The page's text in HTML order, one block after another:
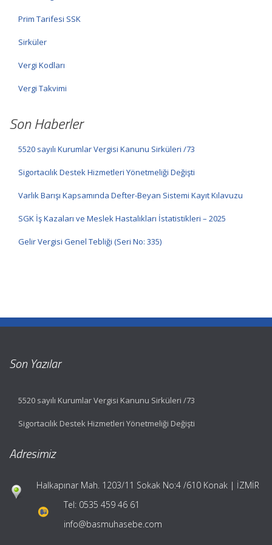
Prim Tarifesi SSK
Sirküler
Vergi Kodları
Vergi Takvimi
Son Haberler
5520 sayılı Kurumlar Vergisi Kanunu Sirküleri /73
Sigortacılık Destek Hizmetleri Yönetmeliği Değişti
Varlık Barışı Kapsamında Defter-Beyan Sistemi Kayıt Kılavuzu
SGK İş Kazaları ve Meslek Hastalıkları İstatistikleri – 2025
Gelir Vergisi Genel Tebliği (Seri No: 335)
Son Yazılar
5520 sayılı Kurumlar Vergisi Kanunu Sirküleri /73
Sigortacılık Destek Hizmetleri Yönetmeliği Değişti
Adresimiz
Halkapınar Mah. 1203/11 Sokak No:4 /610 Konak | İZMİR
Tel: 0535 459 46 61
info@basmuhasebe.com